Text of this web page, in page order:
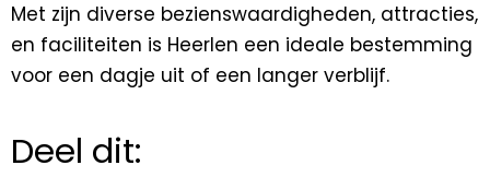
Met zijn diverse bezienswaardigheden, attracties,
en faciliteiten is Heerlen een ideale bestemming
voor een dagje uit of een langer verblijf.
Deel dit: